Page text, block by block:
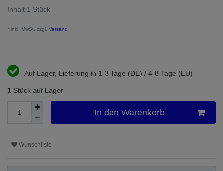
Inhalt 1 Stück
* inkl. MwSt. zzgl. Versand
Auf Lager, Lieferung in 1-3 Tage (DE) / 4-8 Tage (EU)
1 Stück auf Lager
In den Warenkorb
Wunschliste